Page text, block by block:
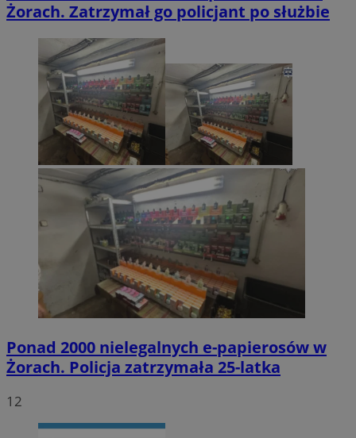
Żorach. Zatrzymał go policjant po służbie
Ponad 2000 nielegalnych e-papierosów w
Żorach. Policja zatrzymała 25-latka
12